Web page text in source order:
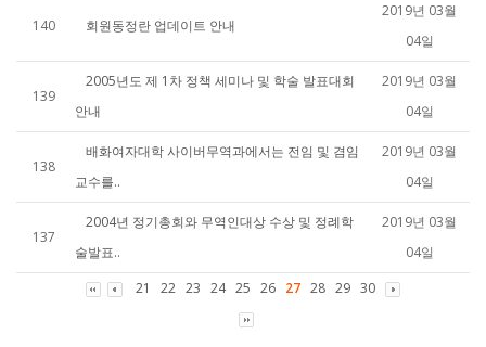
140 회원동정란 업데이트 안내
2019년 03월
04일
139
2005년도 제 1차 정책 세미나 및 학술 발표대회
안내
2019년 03월
04일
138
배화여자대학 사이버무역과에서는 전임 및 겸임
교수를..
2019년 03월
04일
137
2004년 정기총회와 무역인대상 수상 및 정례학
술발표..
2019년 03월
04일
21
22 23 24 25 26 27 28 29 30